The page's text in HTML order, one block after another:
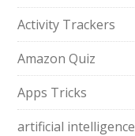
Activity Trackers
Amazon Quiz
Apps Tricks
artificial intelligence